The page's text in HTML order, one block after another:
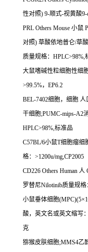
性对照) 9-顺式-视黄酸9-
PRL Others Mouse 小鼠
对照) 草酸依地普仑/草
质量规格： HPLC>98%,
大鼠嗜碱性粒细胞性细
>99.5%， EP6.2
BEL-7402细胞，细胞 人
干细胞;PUMC-mips-A2
HPLC>98%,标准品
C57BL/6小鼠T细胞瘤细
格： >1200u/mg,CP2005
CD226 Others Human 人
罗替尼Nilotinib质量规格
小鼠垂体细胞(MPC)(5×
酸，英文名或英文缩写
克
猕猴皮肤细胞;MMS4乙